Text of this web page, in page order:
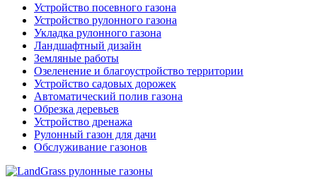
Устройство посевного газона
Устройство рулонного газона
Укладка рулонного газона
Ландшафтный дизайн
Земляные работы
Озеленение и благоустройство территории
Устройство садовых дорожек
Автоматический полив газона
Обрезка деревьев
Устройство дренажа
Рулонный газон для дачи
Обслуживание газонов